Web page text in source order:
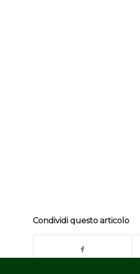
Condividi questo articolo